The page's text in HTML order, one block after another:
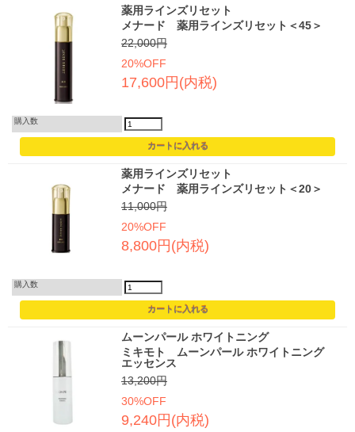
薬用ラインズリセット
メナード 薬用ラインズリセット＜45＞
22,000円
20%OFF
17,600円(内税)
購入数
薬用ラインズリセット
メナード 薬用ラインズリセット＜20＞
11,000円
20%OFF
8,800円(内税)
購入数
ムーンパール ホワイトニング
ミキモト ムーンパール ホワイトニング
エッセンス
13,200円
30%OFF
9,240円(内税)